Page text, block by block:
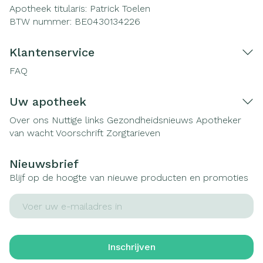
Apotheek titularis: Patrick Toelen
BTW nummer: BE0430134226
Klantenservice
FAQ
Uw apotheek
Over ons Nuttige links Gezondheidsnieuws Apotheker
van wacht Voorschrift Zorgtarieven
Nieuwsbrief
Blijf op de hoogte van nieuwe producten en promoties
E-mail adres
Inschrijven